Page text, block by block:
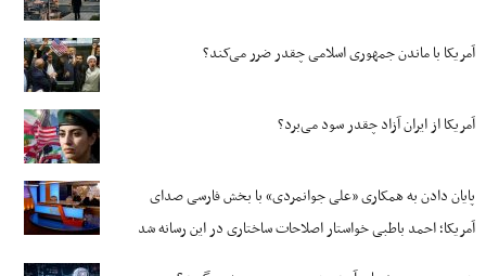
آمریکا با ماندن جمهوری اسلامی چقدر ضرر می‌کند؟
آمریکا از ایران آزاد چقدر سود می‌برد؟
پایان دادن به همکاری «علی جوانمردی» با بخش فارسی صدای
آمریکا؛ احمد باطبی خواستار اصلاحات ساختاری در این رسانه شد